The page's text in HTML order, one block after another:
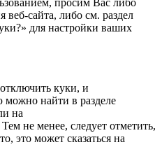
просим Вас либо
веб-сайта, либо см. раздел
для настройки ваших
куки, и
найти в разделе
на
Тем не менее, следует отметить,
это может сказаться на